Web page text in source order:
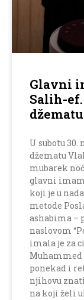
Glavni
Salih-
U subotu
džematu
mubarek
glavni
koji je u
metode
ashabima –
naslovom
imala je za
Muhammed
ponekad i
njihovu
na koji želi